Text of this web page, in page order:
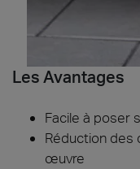
Les Avantages
Facile à poser
Réduction des
œuvre